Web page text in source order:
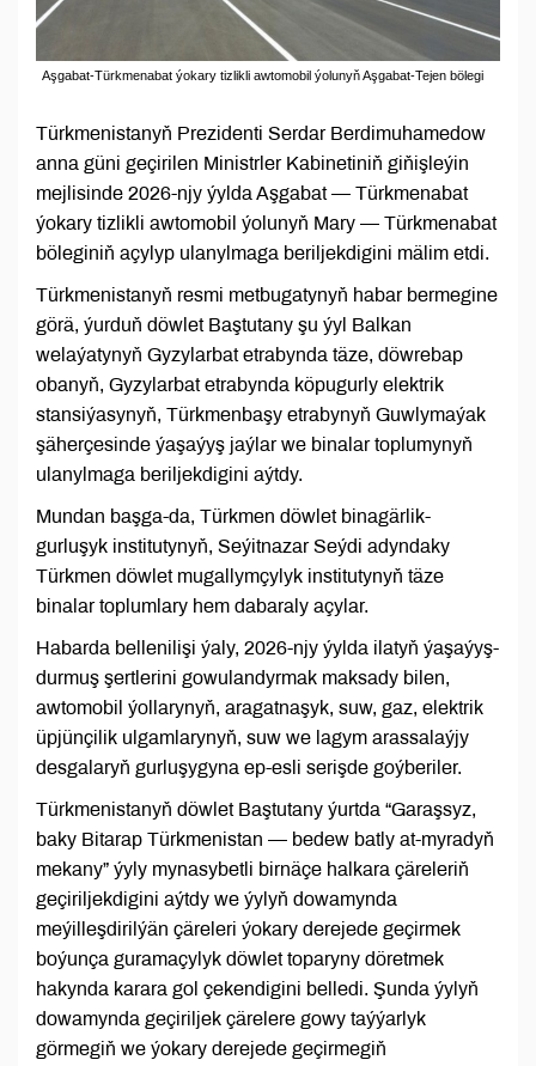
Aşgabat-Türkmenabat ýokary tizlikli awtomobil ýolunyň Aşgabat-Tejen bölegi
Türkmenistanyň Prezidenti Serdar Berdimuhamedow
anna güni geçirilen Ministrler Kabinetiniň giňişleýin
mejlisinde 2026-njy ýylda Aşgabat — Türkmenabat
ýokary tizlikli awtomobil ýolunyň Mary — Türkmenabat
böleginiň açylyp ulanylmaga beriljekdigini mälim etdi.
Türkmenistanyň resmi metbugatynyň habar bermegine
görä, ýurduň döwlet Baştutany şu ýyl Balkan
welaýatynyň Gyzylarbat etrabynda täze, döwrebap
obanyň, Gyzylarbat etrabynda köpugurly elektrik
stansiýasynyň, Türkmenbaşy etrabynyň Guwlymaýak
şäherçesinde ýaşaýyş jaýlar we binalar toplumynyň
ulanylmaga beriljekdigini aýtdy.
Mundan başga-da, Türkmen döwlet binagärlik-
gurluşyk institutynyň, Seýitnazar Seýdi adyndaky
Türkmen döwlet mugallymçylyk institutynyň täze
binalar toplumlary hem dabaraly açylar.
Habarda bellenilişi ýaly, 2026-njy ýylda ilatyň ýaşaýyş-
durmuş şertlerini gowulandyrmak maksady bilen,
awtomobil ýollarynyň, aragatnaşyk, suw, gaz, elektrik
üpjünçilik ulgamlarynyň, suw we lagym arassalaýjy
desgalaryň gurluşygyna ep-esli serişde goýberiler.
Türkmenistanyň döwlet Baştutany ýurtda “Garaşsyz,
baky Bitarap Türkmenistan — bedew batly at-myradyň
mekany” ýyly mynasybetli birnäçe halkara çäreleriň
geçiriljekdigini aýtdy we ýylyň dowamynda
meýilleşdirilýän çäreleri ýokary derejede geçirmek
boýunça guramaçylyk döwlet toparyny döretmek
hakynda karara gol çekendigini belledi. Şunda ýylyň
dowamynda geçiriljek çärelere gowy taýýarlyk
görmegiň we ýokary derejede geçirmegiň